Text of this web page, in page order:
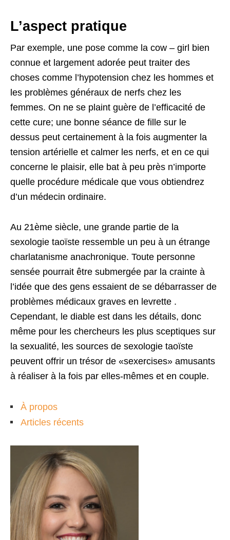
L’aspect pratique
Par exemple, une pose comme la cow – girl bien
connue et largement adorée peut traiter des
choses comme l’hypotension chez les hommes et
les problèmes généraux de nerfs chez les
femmes. On ne se plaint guère de l’efficacité de
cette cure; une bonne séance de fille sur le
dessus peut certainement à la fois augmenter la
tension artérielle et calmer les nerfs, et en ce qui
concerne le plaisir, elle bat à peu près n’importe
quelle procédure médicale que vous obtiendrez
d’un médecin ordinaire.
Au 21ème siècle, une grande partie de la
sexologie taoïste ressemble un peu à un étrange
charlatanisme anachronique. Toute personne
sensée pourrait être submergée par la crainte à
l’idée que des gens essaient de se débarrasser de
problèmes médicaux graves en levrette .
Cependant, le diable est dans les détails, donc
même pour les chercheurs les plus sceptiques sur
la sexualité, les sources de sexologie taoïste
peuvent offrir un trésor de «sexercises» amusants
à réaliser à la fois par elles-mêmes et en couple.
À propos
Articles récents